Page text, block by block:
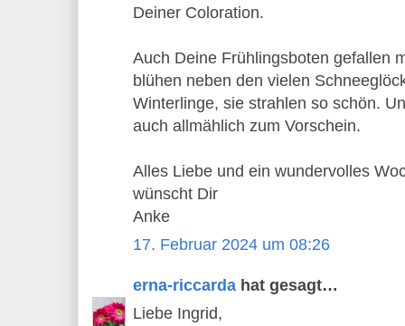
Deiner Coloration.
Auch Deine Frühlingsboten gefallen
blühen neben den vielen
Winterlinge, sie strahlen so schön.
auch allmählich zum Vorschein.
Alles Liebe und ein wundervolles
wünscht Dir
Anke
17. Februar 2024 um 08:26
erna-riccarda hat gesagt…
Liebe Ingrid,